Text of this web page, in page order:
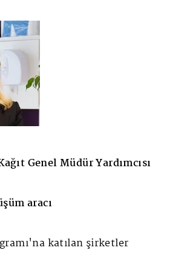
Genel Müdür Yardımcısı
aracı
katılan şirketler